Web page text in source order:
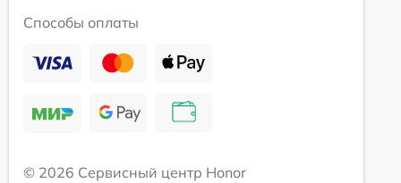
Способы оплаты
© 2026 Сервисный центр Honor